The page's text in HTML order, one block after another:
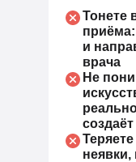
Тонете
и
врача
Не